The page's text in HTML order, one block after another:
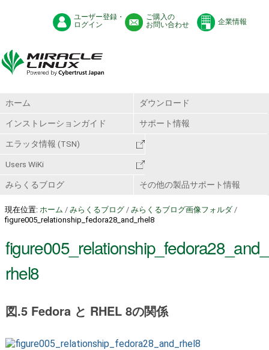
ユーザー登録・
ログイン
ご購入の
お問い合わせ
企業情報
ホーム ダウンロード
インストレーションガイド サポート情報
エラッタ情報 (TSN)
Users WiKi
みらくるブログ その他の製品サポート情報
現在位置: ホーム / みらくるブログ / みらくるブログ画像フォルダ /
figure005_relationship_fedora28_and_rhel8
figure005_relationship_fedora28_and_
rhel8
図.5 Fedora と RHEL 8の関係